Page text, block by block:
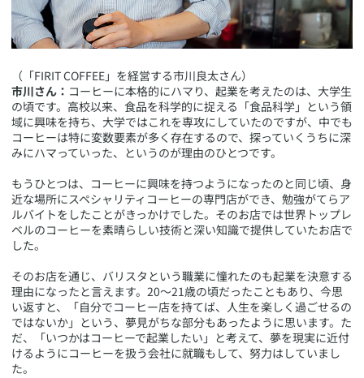
​（「FIRIT COFFEE」を経営する市川良太さん）
市川さん： コーヒーに本格的にハマり、起業を考えたのは、大学生
の頃です。高校以来、食品を科学的に捉える「食品科学」という領
域に興味を持ち、大学ではこれを専攻にしていたのですが、中でも
コーヒーは特に変数要素が多く存在するので、探っていくうちに深
みにハマっていった、というのが理由のひとつです。
もうひとつは、コーヒーに興味を持つようになったのと同じ頃、身
近な場所にスペシャリティコーヒーの専門店ができ、勉強がてらア
ルバイトをしたことがきっかけでした。そのお店では世界トップレ
ベルのコーヒーを素晴らしい技術と深い知識で提供していたお店で
した。
そのお店を通じ、バリスタという職業に憧れたのも起業を決意する
理由になったと言えます。20〜21歳の頃だったこともあり、今思
い返すと、「自分でコーヒー店を持てば、人生を楽しく過ごせるの
ではないか」という、夢見がちな部分もあったように思います。た
だ、「いつかはコーヒーで起業したい」と考えて、夢を現実に近付
けるようにコーヒーを扱う会社に就職もして、努力はしていまし
た。